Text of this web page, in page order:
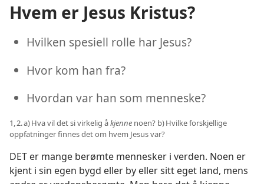
Hvem er Jesus Kristus?
Hvilken spesiell rolle har Jesus?
Hvor kom han fra?
Hvordan var han som menneske?
1, 2. a) Hva vil det si virkelig åkjenne noen? b) Hvilke forskjellige
oppfatninger finnes det om hvem Jesus var?
DET er mange berømte mennesker i verden. Noen er
kjent i sin egen bygd eller by eller sitt eget land, mens